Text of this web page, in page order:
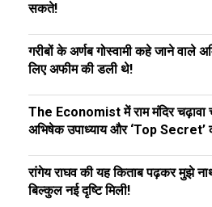
सकते!
गरीबों के अर्णब गोस्वामी कहे जाने
लिए अफीम की डली थे!
The Economist में राम मंदिर चढ़ावा
अभिषेक उपाध्याय और ‘Top Secret’
रांगेय राघव की यह किताब पढ़कर मुझे
बिल्कुल नई दृष्टि मिली!